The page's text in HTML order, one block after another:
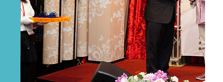
2026-01-16
本縣學生輔導諮商中心主任及副主任遴聘結果公告
2026-01-16
114年專案行政助理錄取公告